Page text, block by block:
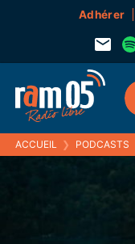
Adhérer
ACCUEIL ❯ PODCASTS